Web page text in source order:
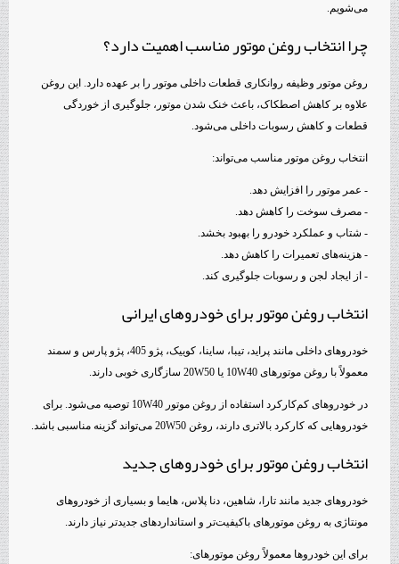
می‌شویم.
چرا انتخاب روغن موتور مناسب اهمیت دارد؟
روغن موتور وظیفه روانکاری قطعات داخلی موتور را بر عهده دارد. این روغن
علاوه بر کاهش اصطکاک، باعث خنک شدن موتور، جلوگیری از خوردگی
قطعات و کاهش رسوبات داخلی می‌شود.
انتخاب روغن موتور مناسب می‌تواند:
- عمر موتور را افزایش دهد.
- مصرف سوخت را کاهش دهد.
- شتاب و عملکرد خودرو را بهبود بخشد.
- هزینه‌های تعمیرات را کاهش دهد.
- از ایجاد لجن و رسوبات جلوگیری کند.
انتخاب روغن موتور برای خودروهای ایرانی
خودروهای داخلی مانند پراید، تیبا، ساینا، کوییک، پژو 405، پژو پارس و سمند
معمولاً با روغن موتورهای 10W40 یا 20W50 سازگاری خوبی دارند.
در خودروهای کم‌کارکرد استفاده از روغن موتور 10W40 توصیه می‌شود. برای
خودروهایی که کارکرد بالاتری دارند، روغن 20W50 می‌تواند گزینه مناسبی باشد.
انتخاب روغن موتور برای خودروهای جدید
خودروهای جدید مانند تارا، شاهین، دنا پلاس، هایما و بسیاری از خودروهای
مونتاژی به روغن موتورهای باکیفیت‌تر و استانداردهای جدیدتر نیاز دارند.
برای این خودروها معمولاً روغن موتورهای: